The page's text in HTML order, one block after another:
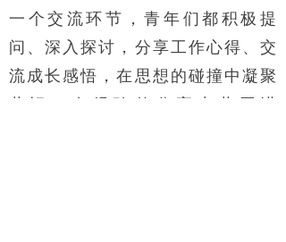
一个交流环节，青年们都积极提
问、深入探讨，分享工作心得、交
流成长感悟，在思想的碰撞中凝聚